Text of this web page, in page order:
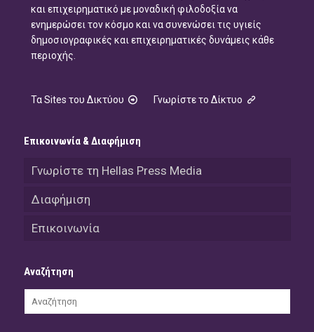
και επιχειρηματικό με μοναδική φιλοδοξία να
ενημερώσει τον κόσμο και να συνενώσει τις υγιείς
δημοσιογραφικές και επιχειρηματικές δυνάμεις κάθε
περιοχής.
Τα Sites του Δικτύου Γνωρίστε το Δίκτυο
Επικοινωνία & Διαφήμιση
Γνωρίστε τη Hellas Press Media
Διαφήμιση
Επικοινωνία
Αναζήτηση